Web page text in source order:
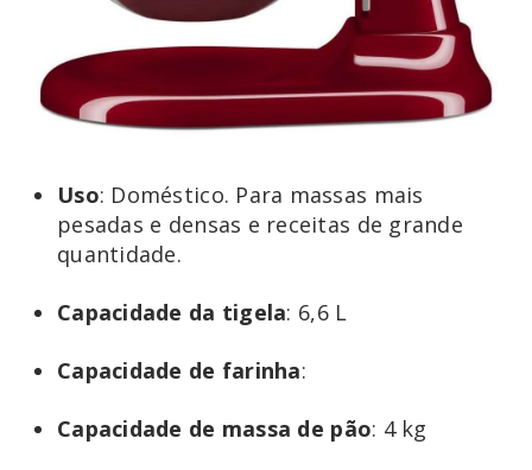
Uso: Doméstico. Para massas mais
pesadas e densas e receitas de grande
quantidade.
Capacidade da tigela: 6,6 L
Capacidade de farinha:
Capacidade de massa de pão: 4 kg